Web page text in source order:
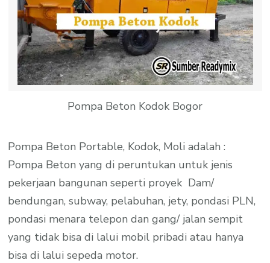
Pompa Beton Kodok Bogor
Pompa Beton Portable, Kodok, Moli adalah :
Pompa Beton yang di peruntukan untuk jenis
pekerjaan bangunan seperti proyek Dam/
bendungan, subway, pelabuhan, jety, pondasi PLN,
pondasi menara telepon dan gang/ jalan sempit
yang tidak bisa di lalui mobil pribadi atau hanya
bisa di lalui sepeda motor.